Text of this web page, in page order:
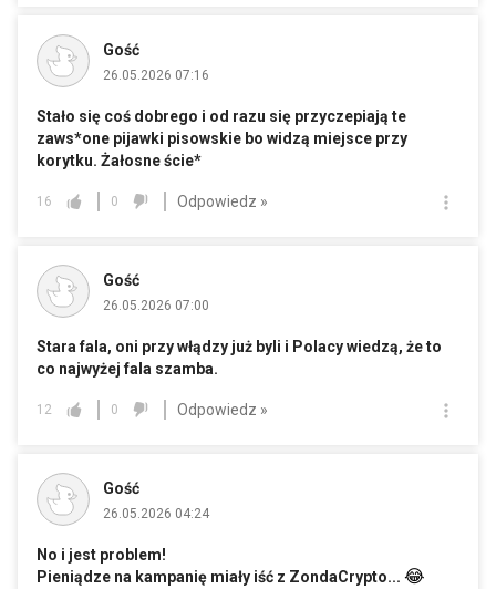
Gość
26.05.2026 07:16
Stało się coś dobrego i od razu się przyczepiają te
zaws*one pijawki pisowskie bo widzą miejsce przy
korytku. Żałosne ście*
16 0 Odpowiedz »
Gość
26.05.2026 07:00
Stara fala, oni przy włądzy już byli i Polacy wiedzą, że to
co najwyżej fala szamba.
12 0 Odpowiedz »
Gość
26.05.2026 04:24
No i jest problem!
Pieniądze na kampanię miały iść z ZondaCrypto... 😂